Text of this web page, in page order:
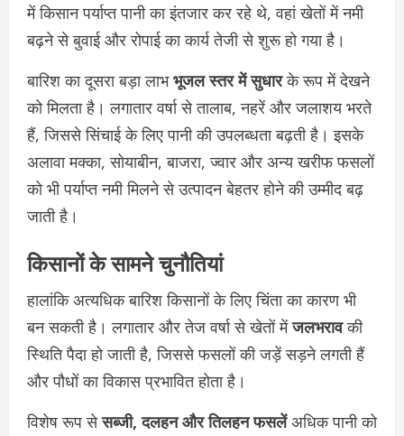
में किसान पर्याप्त पानी का इंतजार कर रहे थे, वहां खेतों में नमी
बढ़ने से बुवाई और रोपाई का कार्य तेजी से शुरू हो गया है।
बारिश का दूसरा बड़ा लाभभूजल स्तर में सुधारके रूप में देखने
को मिलता है। लगातार वर्षा से तालाब, नहरें और जलाशय भरते
हैं, जिससे सिंचाई के लिए पानी की उपलब्धता बढ़ती है। इसके
अलावा मक्का, सोयाबीन, बाजरा, ज्वार और अन्य खरीफ फसलों
को भी पर्याप्त नमी मिलने से उत्पादन बेहतर होने की उम्मीद बढ़
जाती है।
किसानों के सामने चुनौतियां
हालांकि अत्यधिक बारिश किसानों के लिए चिंता का कारण भी
बन सकती है। लगातार और तेज वर्षा से खेतों मेंजलभरावकी
स्थिति पैदा हो जाती है, जिससे फसलों की जड़ें सड़ने लगती हैं
और पौधों का विकास प्रभावित होता है।
विशेष रूप सेसब्जी, दलहन और तिलहन फसलेंअधिक पानी को